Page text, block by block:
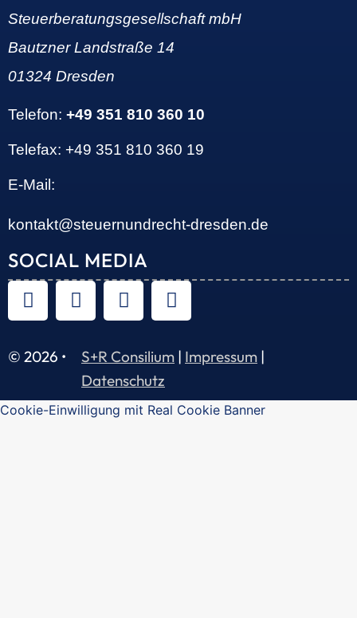
Steuerberatungsgesellschaft mbH
Bautzner Landstraße 14
01324 Dresden
Telefon: +49 351 810 360 10
Telefax: +49 351 810 360 19
E-Mail:
kontakt@steuernundrecht-dresden.de
SOCIAL MEDIA
© 2026 • S+R Consilium | Impressum |
Datenschutz
Cookie-Einwilligung mit Real Cookie Banner